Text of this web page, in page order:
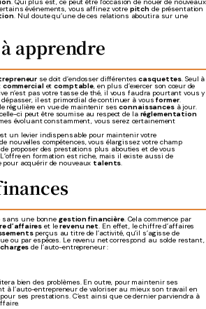
. Qui plus est, ce peut être l’occasion de nouer de nouveaux
événements, vous affinez votre pitch de présentation
. Nul doute qu’une de ces relations aboutira sur une
apprendre
se doit d’endosser différentescasquettes. Seul à
commercialetcomptable, en plus d’exercer son cœur de
n’est pas votre tasse de thé, il vous faudra pourtant vous y
il est primordial de continuer à vousformer.
régulière en vue de maintenir sesconnaissancesà jour.
ci peut être soumise au respect de la réglementation
évoluant constamment, vous serez certainement
un levier indispensable pour maintenir votre
nouvelles compétences, vous élargissez votre champ
proposer des prestations plus abouties et de vous
en formation est riche, mais il existe aussi de
acquérir de nouveaux talents.
sans une bonne gestion financière. Cela commence par
d’affaires et lerevenu net. En effet, le chiffre d’affaires
perçus au titre de l’activité, qu’il s’agisse de
ou par espèces. Le revenu net correspond au solde restant,
charges de l’auto-entrepreneur :
bien des problèmes. En outre, pour maintenir ses
à l’auto-entrepreneur de valoriser au mieux son travail en
ses prestations. C’est ainsi que ce dernier parviendra à